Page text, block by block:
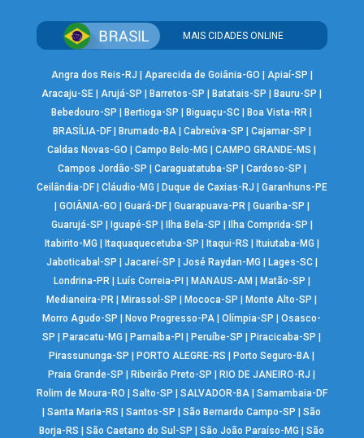
MAIS CIDADES ONLINE
Angra dos Reis-RJ | Aparecida de Goiânia-GO | Apiaí-SP |
Aracaju-SE | Arujá-SP |Barretos-SP |Batatais-SP |Bauru-SP |
Bebedouro-SP |Bertioga-SP |Biguaçu-SC |Boa Vista-RR |
BRASÍLIA-DF| Brumado-BA| Cabreúva-SP | Cajamar-SP |
Caldas Novas-GO |Campo Belo-MG |CAMPO GRANDE-MS |
Campos Jordão-SP | Caraguatatuba-SP | Cardoso-SP |
Ceilândia-DF| Cláudio-MG | Duque de Caxias-RJ | Garanhuns-PE
| GOIÂNIA-GO | Guará-DF| Guarapuava-PR | Guariba-SP |
Guarujá-SP | Iguapé-SP | Ilha Bela-SP | Ilha Comprida-SP |
Itabirito-MG | Itaquaquecetuba-SP | Itaqui-RS | Ituiutaba-MG |
Jaboticabal-SP | Jacareí-SP | José Raydan-MG | Lages-SC|
Londrina-PR | Luís Correia-PI | MANAUS-AM | Matão-SP |
Medianeira-PR |Mirassol-SP |Mococa-SP |Monte Alto-SP |
Morro Agudo-SP |Novo Progresso-PA |Olímpia-SP |Osasco-
SP |Paracatu-MG |Parnaíba-PI |Peruíbe-SP |Piracicaba-SP |
Pirassununga-SP |PORTO ALEGRE-RS |Porto Seguro-BA |
Praia Grande-SP |Ribeirão Preto-SP |RIO DE JANEIRO-RJ |
Rolim de Moura-RO | Salto-SP | SALVADOR-BA| Samambaia-DF
|Santa Maria-RS |Santos-SP |São Bernardo Campo-SP |São
Borja-RS |São Caetano do Sul-SP |São João Paraíso-MG |São